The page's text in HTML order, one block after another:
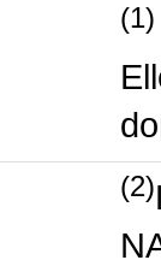
(1)
(2)